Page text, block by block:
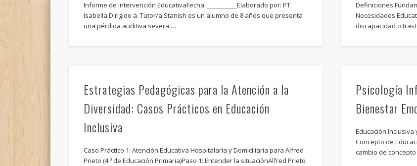
Informe de Intervención EducativaFecha: __________Elaborado por: PT
Isabella.Dirigido a: Tutor/a.Stanish es un alumno de 8 años que presenta
una pérdida auditiva severa …
Definiciones
Necesidades
discapacidad o
Estrategias Pedagógicas para la Atención a la
Diversidad: Casos Prácticos en Educación
Inclusiva
Caso Práctico 1: Atención Educativa Hospitalaria y Domiciliaria para Alfred
Prieto (4.º de Educación Primaria)Paso 1: Entender la situaciónAlfred Prieto
Psicología
Bienestar
Educación
Concepto de
cambio de